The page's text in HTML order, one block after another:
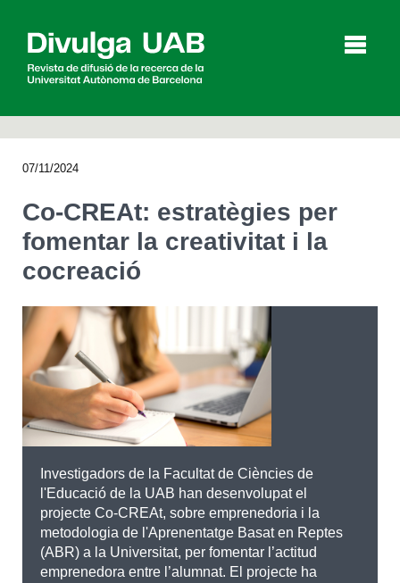
Agenda
English
CERCAR
07/11/2024
Co-CREAt: estratègies per
fomentar la creativitat i la
cocreació
Investigadors de la Facultat de Ciències de
l'Educació de la UAB han desenvolupat el
projecte Co-CREAt, sobre emprenedoria i la
metodologia de l'Aprenentatge Basat en Reptes
(ABR) a la Universitat, per fomentar l’actitud
emprenedora entre l’alumnat. El projecte ha